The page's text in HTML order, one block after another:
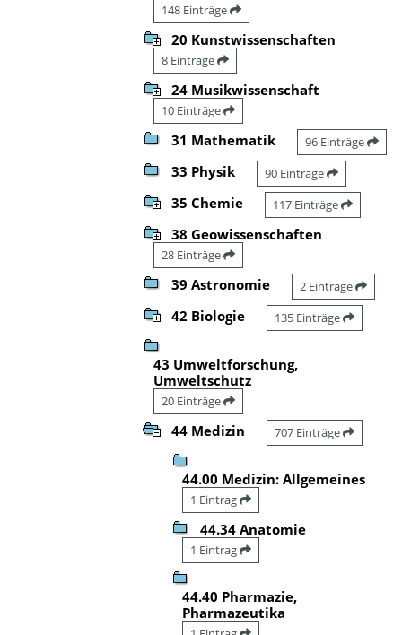
148 Einträge
20 Kunstwissenschaften
8 Einträge
24 Musikwissenschaft
10 Einträge
31 Mathematik 96 Einträge
33 Physik 90 Einträge
35 Chemie 117 Einträge
38 Geowissenschaften
28 Einträge
39 Astronomie 2 Einträge
42 Biologie 135 Einträge
43 Umweltforschung,
Umweltschutz
20 Einträge
44 Medizin 707 Einträge
44.00 Medizin: Allgemeines
1 Eintrag
44.34 Anatomie
1 Eintrag
44.40 Pharmazie,
Pharmazeutika